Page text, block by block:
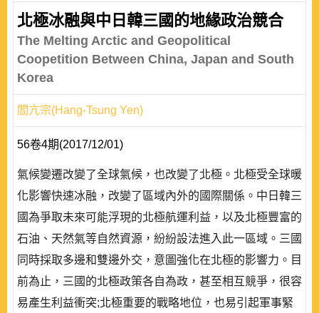
北極冰融與中日韓三國的地緣政治競合
The Melting Arctic and Geopolitical
Coopetition Between China, Japan and South
Korea
閻亢宗(Hang-Tsung Yen)
56卷4期(2017/12/01)
氣候變遷改變了全球氣候，也改變了北極。北極受全球暖
化影響快速冰融，改變了區域內外的國際關係。中日韓三
國為爭取未來可能浮現的北極航運利益，以及北極豐富的
石油、天然氣等自然資源，紛紛設法進入此一區域。三國
同時採取多邊和雙邊外交，意圖強化在北極的影響力。目
前為止，三國的北極政策各自為政，甚至相互競爭，很容
易產生利益衝突;北極重要的戰略地位，也易引起軍事緊